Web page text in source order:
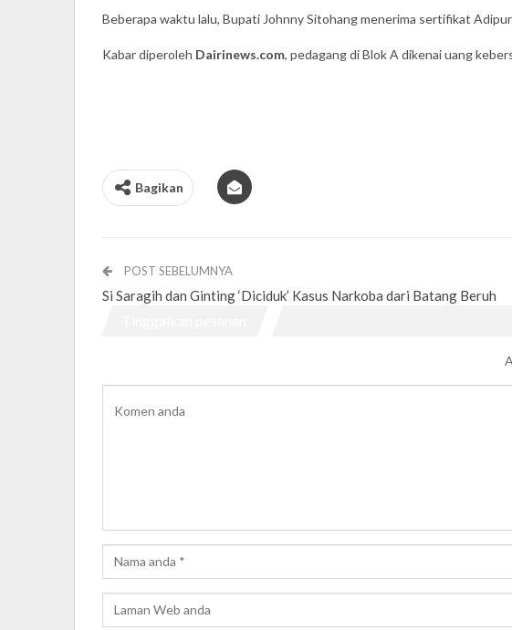
Beberapa waktu lalu, Bupati Johnny Sitohang menerima sertifikat
Kabar diperoleh Dairinews.com, pedagang di Blok A dikenai uang
Bagikan
POST SEBELUMNYA
Si Saragih dan Ginting ‘Diciduk’ Kasus Narkoba dari Batang Beruh